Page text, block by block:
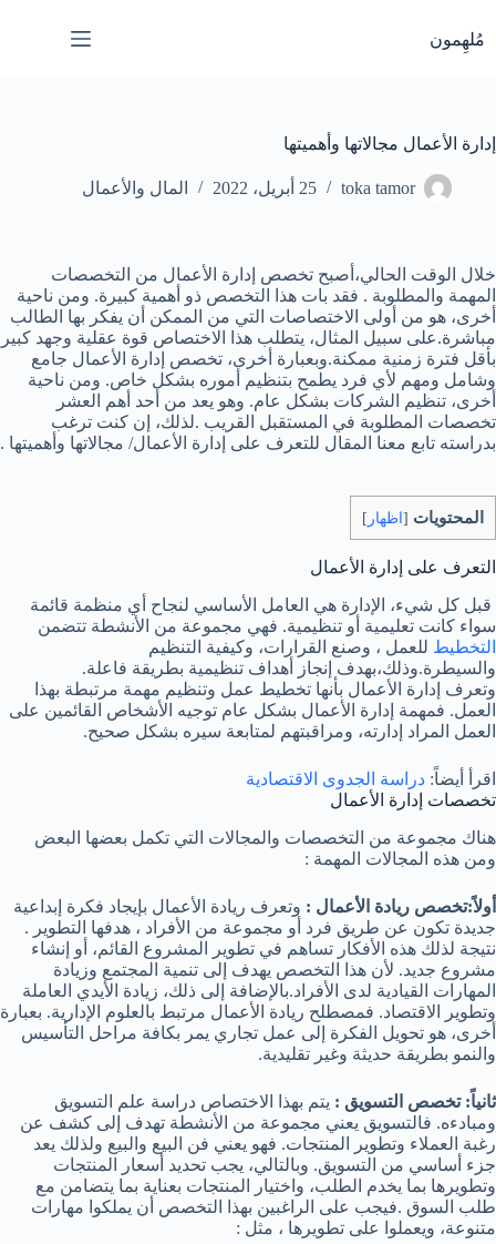
إلى
المحتوى
مُلهِمون
إدارة الأعمال مجالاتها وأهميتها
toka tamor 25 أبريل، 2022 المال والأعمال
خلال الوقت الحالي،أصبح تخصص إدارة الأعمال من التخصصات
المهمة والمطلوبة . فقد بات هذا التخصص ذو أهمية كبيرة. ومن ناحية
أخرى، هو من أولى الاختصاصات التي من الممكن أن يفكر بها الطالب
مباشرة.على سبيل المثال، يتطلب هذا الاختصاص قوة عقلية وجهد كبير
بأقل فترة زمنية ممكنة.وبعبارة أخرى، تخصص إدارة الأعمال جامع
وشامل ومهم لأي فرد يطمح بتنظيم أموره بشكل خاص. ومن ناحية
أخرى، تنظيم الشركات بشكل عام. وهو يعد من أحد أهم العشر
تخصصات المطلوبة في المستقبل القريب .لذلك، إن كنت ترغب
بدراسته تابع معنا المقال للتعرف على إدارة الأعمال/ مجالاتها وأهميتها .
المحتويات [ اظهار ]
التعرف على إدارة الأعمال
قبل كل شيء، الإدارة هي العامل الأساسي لنجاح أي منظمة قائمة
سواء كانت تعليمية أو تنظيمية. فهي مجموعة من الأنشطة تتضمن
التخطيط للعمل ، وصنع القرارات، وكيفية التنظيم
والسيطرة.وذلك،بهدف إنجاز أهداف تنظيمية بطريقة فاعلة.
وتعرف إدارة الأعمال بأنها تخطيط عمل وتنظيم مهمة مرتبطة بهذا
العمل. فمهمة إدارة الأعمال بشكل عام توجيه الأشخاص القائمين على
العمل المراد إدارته، ومراقبتهم لمتابعة سيره بشكل صحيح.
اقرأ أيضاً: دراسة الجدوى الاقتصادية
تخصصات إدارة الأعمال
هناك مجموعة من التخصصات والمجالات التي تكمل بعضها البعض
ومن هذه المجالات المهمة :
أولاً:تخصص ريادة الأعمال : وتعرف ريادة الأعمال بإيجاد فكرة إبداعية
جديدة تكون عن طريق فرد أو مجموعة من الأفراد ، هدفها التطوير .
نتيجة لذلك هذه الأفكار تساهم في تطوير المشروع القائم، أو إنشاء
مشروع جديد. لأن هذا التخصص يهدف إلى تنمية المجتمع وزيادة
المهارات القيادية لدى الأفراد.بالإضافة إلى ذلك، زيادة الأيدي العاملة
وتطوير الاقتصاد. فمصطلح ريادة الأعمال مرتبط بالعلوم الإدارية. بعبارة
أخرى، هو تحويل الفكرة إلى عمل تجاري يمر بكافة مراحل التأسيس
والنمو بطريقة حديثة وغير تقليدية.
ثانياً: تخصص التسويق : يتم بهذا الاختصاص دراسة علم التسويق
ومبادءه. فالتسويق يعني مجموعة من الأنشطة تهدف إلى كشف عن
رغبة العملاء وتطوير المنتجات. فهو يعني فن البيع والبيع ولذلك يعد
جزء أساسي من التسويق. وبالتالي، يجب تحديد أسعار المنتجات
وتطويرها بما يخدم الطلب، واختيار المنتجات بعناية بما يتضامن مع
طلب السوق .فيجب على الراغبين بهذا التخصص أن يملكوا مهارات
متنوعة، ويعملوا على تطويرها ، مثل :